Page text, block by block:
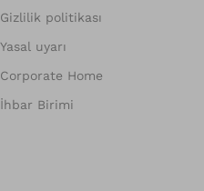
Gizlilik politikası
Yasal uyarı
Corporate Home
İhbar Birimi